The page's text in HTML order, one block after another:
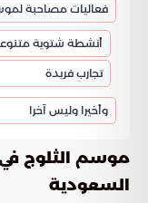
فعاليات مصاحبة
أنشطة شتوية
تجارب فريدة
وأخيرا وليس آخرا
موسم الثلوج
السعودية